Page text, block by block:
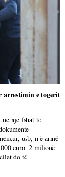
arrestimin e togerit
në një fshat të
usb, një armë
euro, 2 milionë
do të